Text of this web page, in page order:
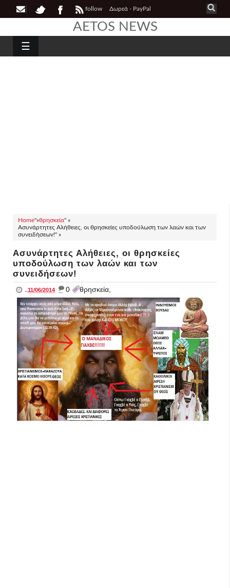
follow Δωρεά - PayPal
AETOS NEWS
☰
Home"»θρησκεία" »
Ασυνάρτητες Αλήθειες, οι θρησκείες υποδούλωση των λαών και των
συνειδήσεων!" »
Ασυνάρτητες Αλήθειες, οι θρησκείες
υποδούλωση των λαών και των
συνειδήσεων!
..11/06/2014 _ 0 θρησκεία,